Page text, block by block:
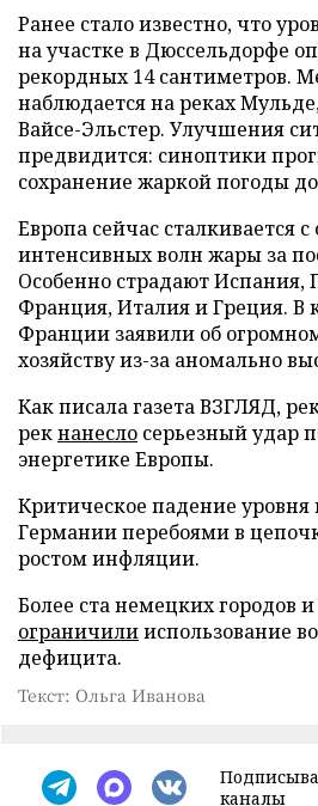
Ранее стало известно, что
на участке в Дюссельдорфе
рекордных 14 сантиметров.
наблюдается на реках
Вайсе-Эльстер. Улучшения
предвидится: синоптики
сохранение жаркой погоды до
Европа сейчас сталкивается
интенсивных волн жары за
Особенно страдают Испания,
Франция, Италия и Греция. В
Франции заявили об
хозяйству из-за аномально
Как писала газета ВЗГЛЯД,
рекнанесло серьезный удар
энергетике Европы.
Критическое падение уровня
Германии перебоями в
ростом инфляции.
Более ста немецких городов и
ограничилииспользование
дефицита.
Текст: Ольга Иванова
каналы